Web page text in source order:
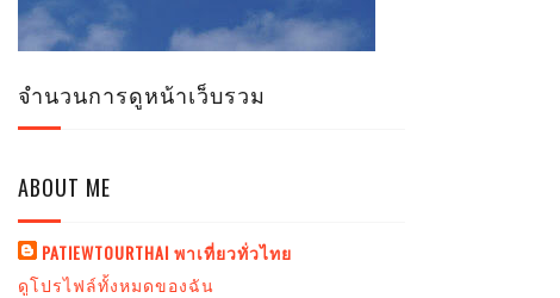
จำนวนการดูหน้าเว็บรวม
ABOUT ME
PATIEWTOURTHAI พาเที่ยวทั่วไทย
ดูโปรไฟล์ทั้งหมดของฉัน